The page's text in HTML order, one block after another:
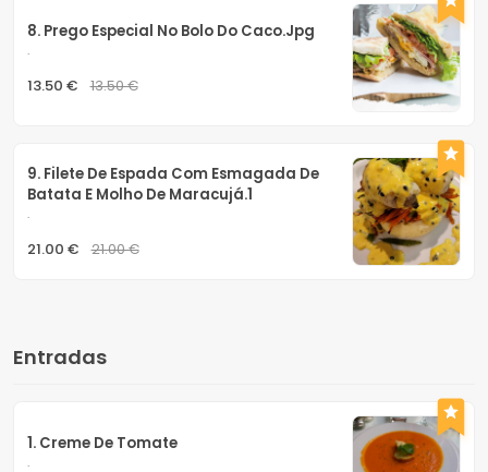
8. Prego Especial No Bolo Do Caco.jpg
.
13.50 € 13.50 €
9. Filete De Espada Com Esmagada De
Batata E Molho De Maracujá.1
.
21.00 € 21.00 €
Entradas
1. Creme De Tomate
.